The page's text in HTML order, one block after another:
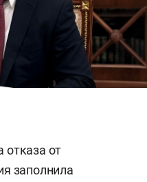
отказа от
заполнила